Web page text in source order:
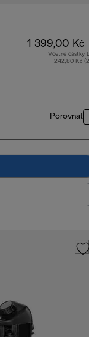
1 399,00 Kč
Včetně částky
242,80 Kč
Porovnat